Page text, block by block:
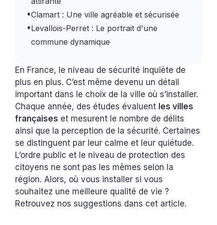
•Clamart : Une ville agréable et sécurisée
•Levallois-Perret : Le portrait d'une
commune dynamique
En France, le niveau de sécurité inquiète de
plus en plus. C’est même devenu un détail
important dans le choix de la ville où s’installer.
Chaque année, des études évaluent les villes
françaises et mesurent le nombre de délits
ainsi que la perception de la sécurité. Certaines
se distinguent par leur calme et leur quiétude.
L’ordre public et le niveau de protection des
citoyens ne sont pas les mêmes selon la
région. Alors, où vous installer si vous
souhaitez une meilleure qualité de vie ?
Retrouvez nos suggestions dans cet article.